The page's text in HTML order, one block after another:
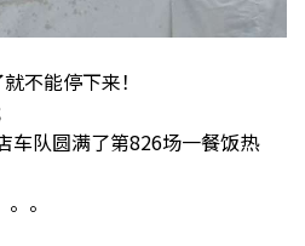
不能停下来！
车队圆满了第826场一餐饭热
。